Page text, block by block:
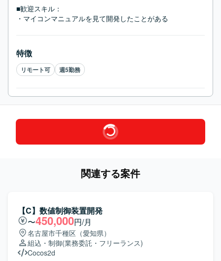
■歓迎スキル：
・マイコンマニュアルを見て開発したことがある
特徴
リモート可 週5勤務
関連する案件
【C】数値制御装置開発
〜450,000円/月
名古屋市千種区（愛知県）
組込・制御(業務委託・フリーランス)
Cocos2d